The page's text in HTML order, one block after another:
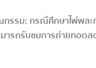
กรรม: กรณีศึกษาไพ่พ
ถรับชมการถ่ายทอดส